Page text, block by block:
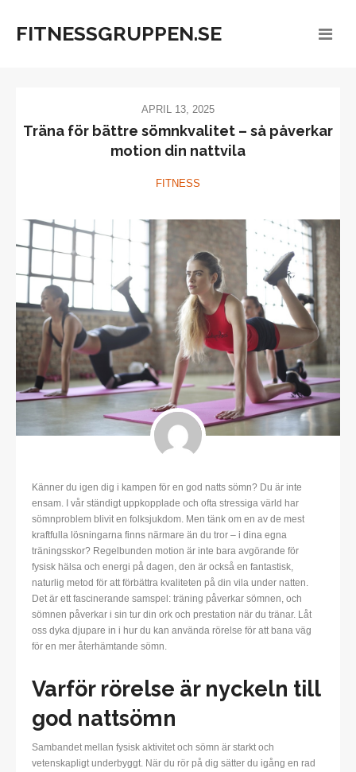
FITNESSGRUPPEN.SE
APRIL 13, 2025
Träna för bättre sömnkvalitet – så påverkar
motion din nattvila
FITNESS
Känner du igen dig i kampen för en god natts sömn? Du är inte
ensam. I vår ständigt uppkopplade och ofta stressiga värld har
sömnproblem blivit en folksjukdom. Men tänk om en av de mest
kraftfulla lösningarna finns närmare än du tror – i dina egna
träningsskor? Regelbunden motion är inte bara avgörande för
fysisk hälsa och energi på dagen, den är också en fantastisk,
naturlig metod för att förbättra kvaliteten på din vila under natten.
Det är ett fascinerande samspel: träning påverkar sömnen, och
sömnen påverkar i sin tur din ork och prestation när du tränar. Låt
oss dyka djupare in i hur du kan använda rörelse för att bana väg
för en mer återhämtande sömn.
Varför rörelse är nyckeln till
god nattsömn
Sambandet mellan fysisk aktivitet och sömn är starkt och
vetenskapligt underbyggt. När du rör på dig sätter du igång en rad